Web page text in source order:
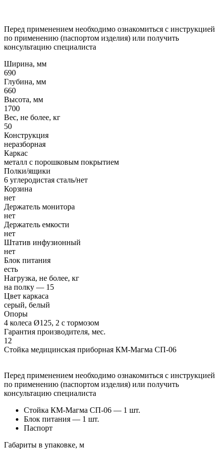
Перед применением необходимо ознакомиться с инструкцией
по применению (паспортом изделия) или получить
консультацию специалиста
Ширина, мм
690
Глубина, мм
660
Высота, мм
1700
Вес, не более, кг
50
Конструкция
неразборная
Каркас
металл с порошковым покрытием
Полки/ящики
6 углеродистая сталь/нет
Корзина
нет
Держатель монитора
нет
Держатель емкости
нет
Штатив инфузионный
нет
Блок питания
есть
Нагрузка, не более, кг
на полку — 15
Цвет каркаса
серый, белый
Опоры
4 колеса Ø125, 2 с тормозом
Гарантия производителя, мес.
12
Стойка медицинская приборная КМ-Магма СП-06
Перед применением необходимо ознакомиться с инструкцией
по применению (паспортом изделия) или получить
консультацию специалиста
Стойка КМ-Магма СП-06 — 1 шт.
Блок питания — 1 шт.
Паспорт
Габариты в упаковке, м